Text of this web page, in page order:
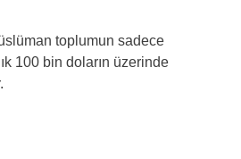
toplumun sadece
100 bin doların üzerinde